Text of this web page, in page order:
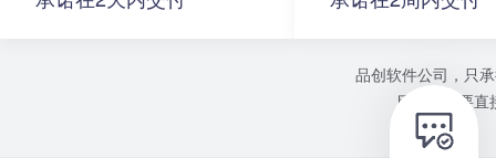
品创软件公司，只
目或者需要